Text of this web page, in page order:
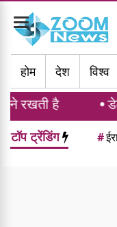
Toggle
navigation
होम
देश विश्व
है डेटा
टॉप ट्रेंडिंग #